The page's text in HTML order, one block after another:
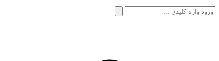
جستجو